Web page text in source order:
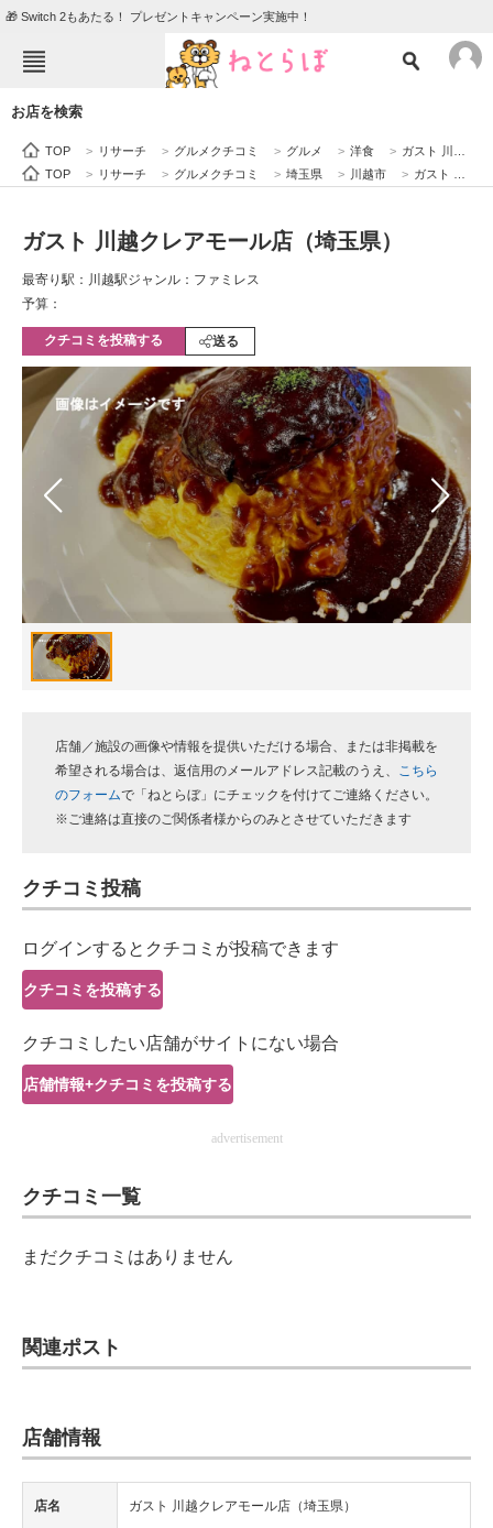
🎁 Switch 2もあたる！ プレゼントキャンペーン実施中！
エンタメ クイズ
住まい 教育・育児
動物
会員記事
メディア
注目記事を集めた総合ページ
ITの今と未来を見通す
スマホと通信の最新トレンド
進化するPCとデバイスの未来
好きが集まる 比べて選べる
ビジネスと働き方のヒント
企業ITのトレンドを詳説
経営リーダーのコミュニティ
ITエンジニア向け専門サイト
企業向けIT製品の総合サイト
IT製品の技術・比較・事例
製造業のIT導入・活用を支援
エレクトロニクス専門サイト
電子設計の基本と応用
ちょっと気になるネットの話題
お店を検索
TOP > リサーチ > グルメクチコミ > グルメ > 洋食 > ガスト 川越クレアモール店（埼玉県）
TOP
> リサーチ > グルメクチコミ > 埼玉県 > 川越市 > ガスト 川越クレアモール店（埼玉県）
ガスト 川越クレアモール店（埼玉県）
最寄り駅：川越駅ジャンル：ファミレス
予算：
クチコミを投稿する 送る
店舗／施設の画像や情報を提供いただける場合、または非掲載を
希望される場合は、返信用のメールアドレス記載のうえ、
こちら
のフォームで「ねとらぼ」にチェックを付けてご連絡ください。
※ご連絡は直接のご関係者様からのみとさせていただきます
クチコミ投稿
ログインするとクチコミが投稿できます
クチコミを投稿する
クチコミしたい店舗がサイトにない場合
店舗情報+クチコミを投稿する
advertisement
クチコミ一覧
まだクチコミはありません
関連ポスト
店舗情報
店名 ガスト 川越クレアモール店（埼玉県）